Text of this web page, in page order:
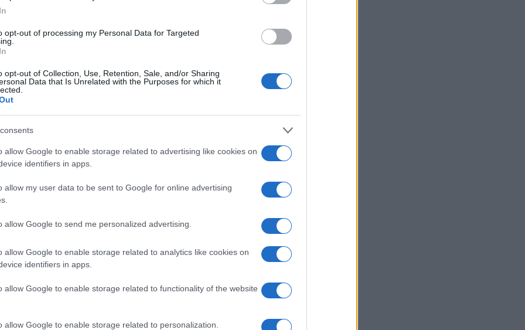
opt-out of processing my Personal Data for Targeted
opt-out of Collection, Use, Retention, Sale, and/or Sharing
Data that Is Unrelated with the Purposes for which it
allow Google to enable storage related to advertising like cookies on
identifiers in apps.
allow my user data to be sent to Google for online advertising
allow Google to send me personalized advertising.
allow Google to enable storage related to analytics like cookies on
identifiers in apps.
allow Google to enable storage related to functionality of the website
allow Google to enable storage related to personalization.
udeleženke možnost odžejati pri fontani piva, organiziran je bil
še maša v cerkvi Sv. Nikolaja, nato pa druženje vseh udeleženk s